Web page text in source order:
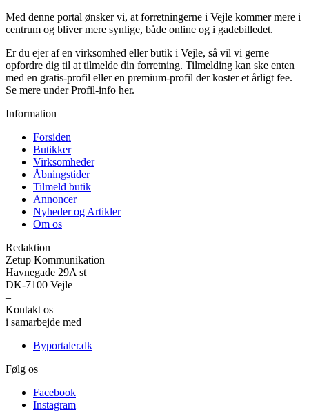
Med denne portal ønsker vi, at forretningerne i Vejle kommer mere i
centrum og bliver mere synlige, både online og i gadebilledet.
Er du ejer af en virksomhed eller butik i Vejle, så vil vi gerne
opfordre dig til at tilmelde din forretning. Tilmelding kan ske enten
med en gratis-profil eller en premium-profil der koster et årligt fee.
Se mere under Profil-info her.
Information
Forsiden
Butikker
Virksomheder
Åbningstider
Tilmeld butik
Annoncer
Nyheder og Artikler
Om os
Redaktion
Zetup Kommunikation
Havnegade 29A st
DK-7100 Vejle
–
Kontakt os
i samarbejde med
Byportaler.dk
Følg os
Facebook
Instagram